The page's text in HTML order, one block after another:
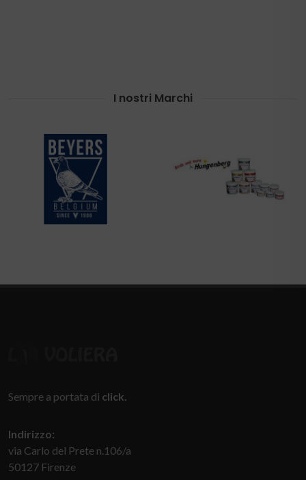
I nostri Marchi
Sempre a portata di click.
Indirizzo:
via Carlo del Prete n.106/a
50127 Firenze